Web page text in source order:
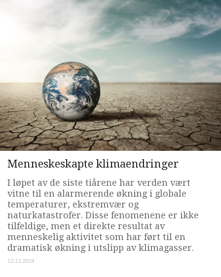
Menneskeskapte klimaendringer
I løpet av de siste tiårene har verden vært
vitne til en alarmerende økning i globale
temperaturer, ekstremvær og
naturkatastrofer. Disse fenomenene er ikke
tilfeldige, men et direkte resultat av
menneskelig aktivitet som har ført til en
dramatisk økning i utslipp av klimagasser.
12.12.2024